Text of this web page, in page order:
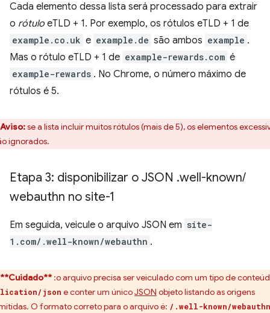
Cada elemento dessa lista será processado para extrair
o rótulo eTLD + 1. Por exemplo, os rótulos eTLD + 1 de
example.co.uk e example.de são ambos example .
Mas o rótulo eTLD + 1 de example-rewards.com é
example-rewards . No Chrome, o número máximo de
rótulos é 5.
Aviso:se a lista incluir muitos rótulos (mais de 5), os elementos
ignorados.
Etapa 3: disponibilizar o JSON .well-known/
webauthn no site-1
Em seguida, veicule o arquivo JSON em site-
1.com/.well-known/webauthn .
**Cuidado** :o arquivo precisa ser veiculado com um tipo de
json e conter um únicoJSON objeto listando as origens
O formato correto para o arquivo é: /.well-known/webauthn